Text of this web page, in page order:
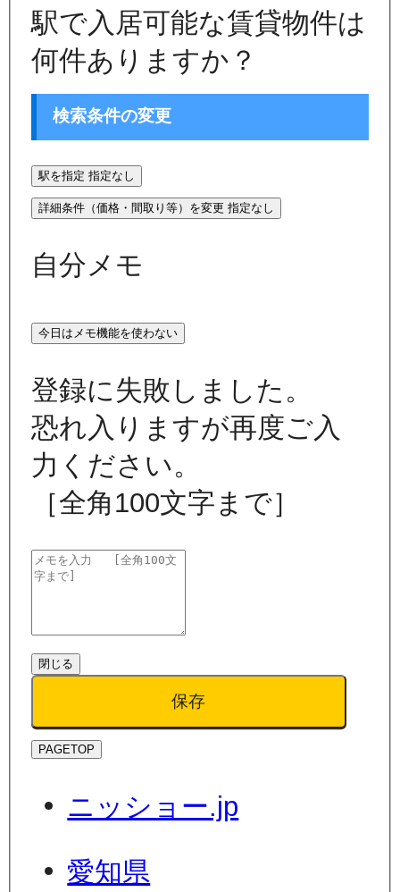
駅で入居可能な賃貸物件は
何件ありますか？
検索条件の変更
駅を指定 指定なし
詳細条件（価格・間取り等）を変更 指定なし
自分メモ
今日はメモ機能を使わない
登録に失敗しました。
恐れ入りますが再度ご入
力ください。
［全角100文字まで］
閉じる
保存
PAGETOP
ニッショー.jp
愛知県